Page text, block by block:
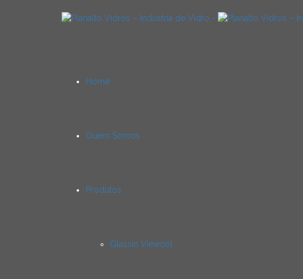
Home
Quem Somos
Produtos
Glassin Viewcol